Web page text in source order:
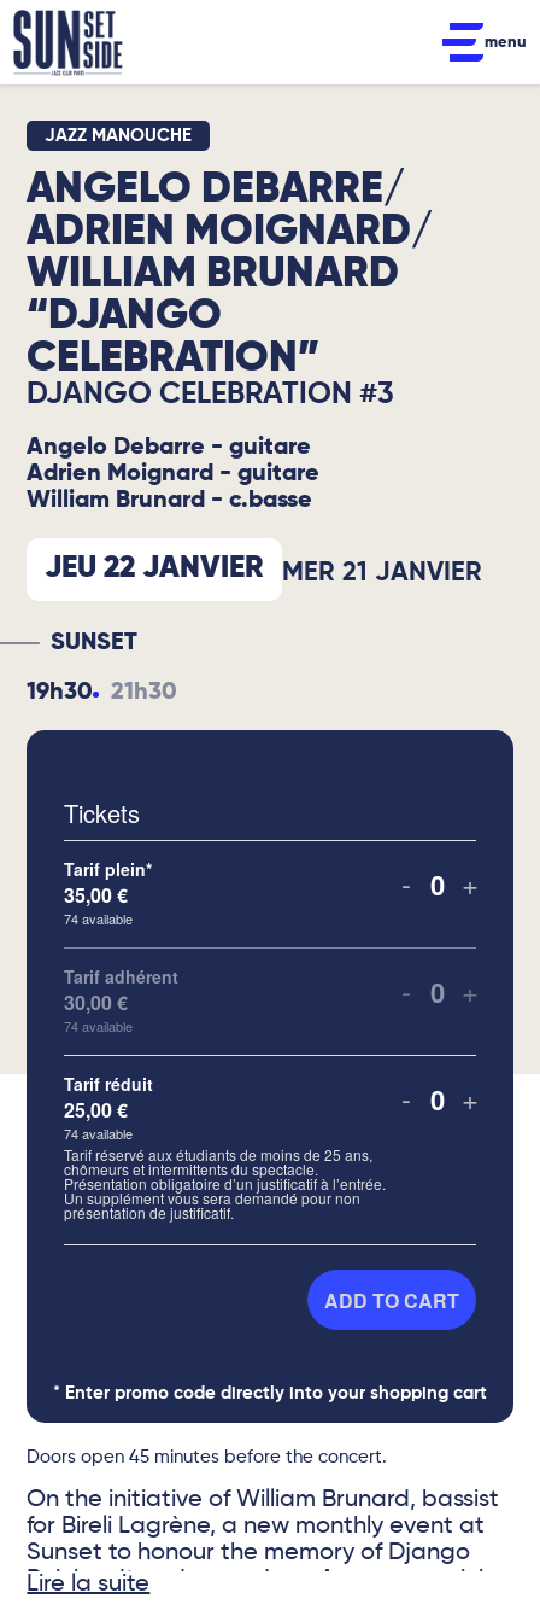
menu
JAZZ MANOUCHE
ANGELO DEBARRE/
ADRIEN MOIGNARD/
WILLIAM BRUNARD
“DJANGO
CELEBRATION”
DJANGO CELEBRATION #3
Angelo Debarre - guitare
Adrien Moignard - guitare
William Brunard - c.basse
JEU 22 JANVIER MER 21 JANVIER
SUNSET
19h30 21h30
Tickets
Tarif plein*
35,00€
74available
- Quantity
+
Tarif adhérent
30,00€
74available
- Quantity
+
Tarif réduit
Tarif réservé aux étudiants de moins de 25 ans,
chômeurs et intermittents du spectacle.
Présentation obligatoire d’un justificatif à l’entrée.
Un supplément vous sera demandé pour non
présentation de justificatif.
25,00€
74available
- Quantity
+
ADD TO CART
* Enter promo code directly into your shopping cart
Doors open 45 minutes before the concert.
On the initiative of William Brunard, bassist
for Bireli Lagrène, a new monthly event at
Sunset to honour the memory of Django
Reinhardt and gypsy jazz. A young musician
Lire la suite